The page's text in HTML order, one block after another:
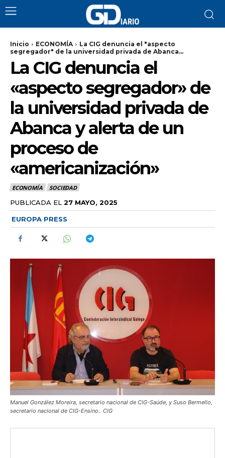
Inicio ECONOMÍA
La CIG denuncia el "aspecto
segregador" de la universidad privada de Abanca...
La CIG denuncia el
«aspecto segregador» de
la universidad privada de
Abanca y alerta de un
proceso de
«americanización»
ECONOMÍA SOCIEDAD
PUBLICADA EL 27 MAYO, 2025
EUROPA PRESS
Manuel González Moreira, secretario nacional de CIG-Saúde, y Suso Bermello,
secretario nacional de CIG-Ensino.. CIG